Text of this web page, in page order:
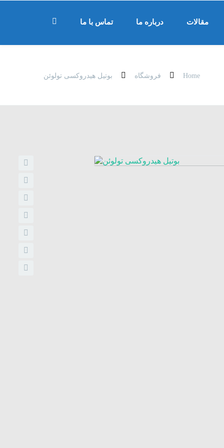
مقالات درباره ما تماس با ما
Home فروشگاه بوتیل هیدروکسی تولوئن